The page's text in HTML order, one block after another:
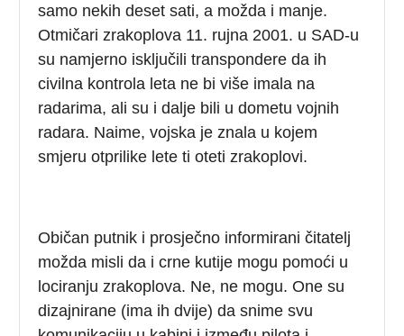
samo nekih deset sati, a možda i manje.
Otmičari zrakoplova 11. rujna 2001. u SAD-u
su namjerno isključili transpondere da ih
civilna kontrola leta ne bi više imala na
radarima, ali su i dalje bili u dometu vojnih
radara. Naime, vojska je znala u kojem
smjeru otprilike lete ti oteti zrakoplovi.
Običan putnik i prosječno informirani čitatelj
možda misli da i crne kutije mogu pomoći u
lociranju zrakoplova. Ne, ne mogu. One su
dizajnirane (ima ih dvije) da snime svu